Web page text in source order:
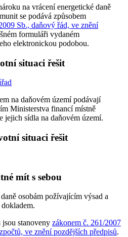
na vrácení energetické daně
se podává způsobem
Sb., daňový řád, ve znění
formuláři vydaném
elektronickou podobou.
situaci řešit
na daňovém území podávají
Ministerstva financí místně
jejich sídla na daňovém území.
situaci řešit
mít s sebou
osobám požívajícím výsad a
stanoveny zákonem č. 261/2007
ve znění pozdějších předpisů.